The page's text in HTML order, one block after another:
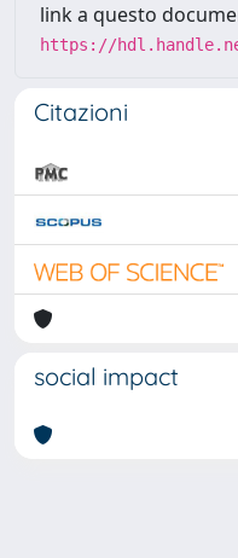
link a questo
https://
Citazioni
social impact